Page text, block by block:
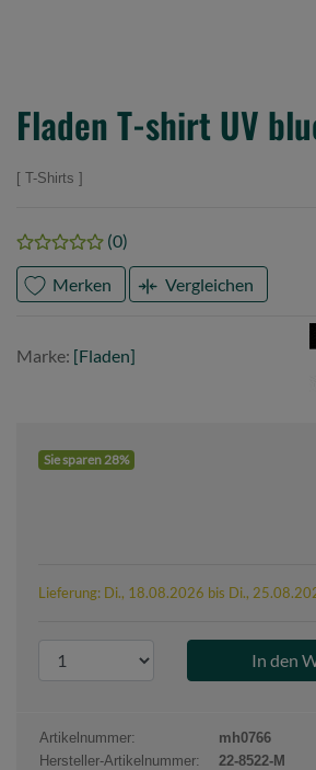
Fladen T-shirt UV
T-Shirts
(0)
Merken Vergleichen
Marke: [Fladen]
Sie sparen 28%
Lieferung: Di., 18.08.2026 bis Di.,
r
d
u
Artikelnummer:
mh0766
Hersteller-Artikelnummer:
22-8522-M